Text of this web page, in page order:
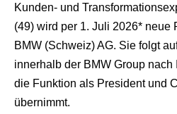
Kunden- und
(49) wird per 1. Juli 2026* neue
BMW (Schweiz) AG. Sie folgt
innerhalb der BMW Group
die Funktion als President und
übernimmt.